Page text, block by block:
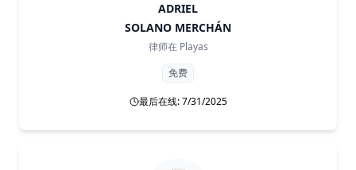
ADRIEL
SOLANO MERCHÁN
律师在 Playas
免费
最后在线: 7/31/2025